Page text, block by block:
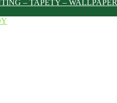
– TAPETY – WALLPAPER